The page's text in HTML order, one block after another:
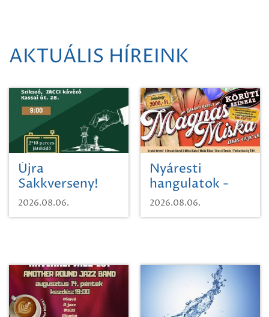
AKTUÁLIS HÍREINK
Újra
Sakkverseny!
2026.08.06.
Nyáresti
hangulatok -
Mágnás Miska
2026.08.06.